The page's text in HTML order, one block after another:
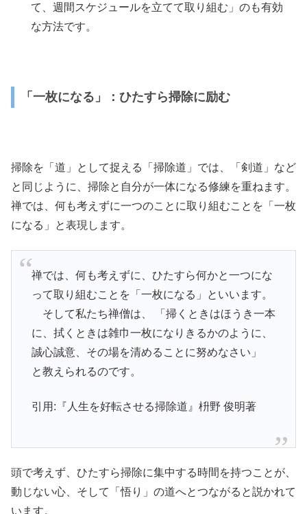
て、週間スケジュールを立てて取り組む」のも有効
な方法です。
「一枚になる」：ひたすら掃除に励む
掃除を「道」として捉える「掃除道」では、「剣道」など
と同じように、掃除と自分が一体になる修練を重ねます。
禅では、何も考えずに一つのことに取り組むことを「一枚
になる」と表現します。
禅では、何も考えずに、ひたすら何かと一つにな
って取り組むことを「一枚になる」といいます。
そして私たち禅僧は、 「掃くときはほうき一本
に、拭くときは雑巾一枚になりきるかのように、
誠心誠意、その場を清めることに努めなさい」
と教えられるのです。
引用:『人生を好転させる掃除道』枡野 俊明著
頭で考えず、ひたすら掃除に集中する時間を持つことが、
動じない心、そして「悟り」の道へとつながると説かれて
います。